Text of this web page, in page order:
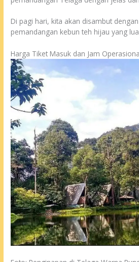
Di pagi hari, kita akan disambut
pemandangan kebun teh hijau yang
Harga Tiket Masuk dan Jam